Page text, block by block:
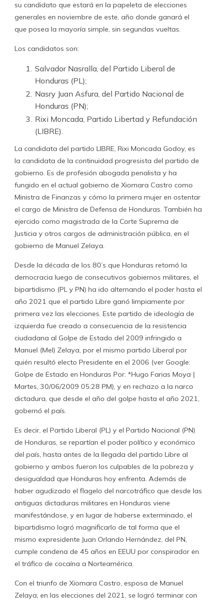
su candidato que estará en la papeleta de elecciones
generales en noviembre de este, año donde ganará el
que posea la mayoría simple, sin segundas vueltas.
Los candidatos son:
Salvador Nasralla, del Partido Liberal de
Honduras (PL);
Nasry Juan Asfura, del Partido Nacional de
Honduras (PN);
Rixi Moncada, Partido Libertad y Refundación
(LIBRE).
La candidata del partido LIBRE, Rixi Moncada Godoy, es
la candidata de la continuidad progresista del partido de
gobierno. Es de profesión abogada penalista y ha
fungido en el actual gobierno de Xiomara Castro como
Ministra de Finanzas y cómo la primera mujer en ostentar
el cargo de Ministra de Defensa de Honduras. También ha
ejercido como magistrada de la Corte Suprema de
Justicia y otros cargos de administración pública, en el
gobierno de Manuel Zelaya.
Desde la década de los 80’s que Honduras retomó la
democracia luego de consecutivos gobiernos militares, el
bipartidismo (PL y PN) ha ido alternando el poder hasta el
año 2021 que el partido Libre ganó limpiamente por
primera vez las elecciones. Este partido de ideología de
izquierda fue creado a consecuencia de la resistencia
ciudadana al Golpe de Estado del 2009 infringido a
Manuel (Mel) Zelaya, por el mismo partido Liberal por
quién resultó electo Presidente en el 2006 (ver Google:
Golpe de Estado en Honduras Por: *Hugo Farias Moya |
Martes, 30/06/2009 05:28 PM), y en rechazo a la narco
dictadura, que desde el año del golpe hasta el año 2021,
gobernó el país.
Es decir, el Partido Liberal (PL) y el Partido Nacional (PN)
de Honduras, se repartían el poder político y económico
del país, hasta antes de la llegada del partido Libre al
gobierno y ambos fueron los culpables de la pobreza y
desigualdad que Honduras hoy enfrenta. Además de
haber agudizado el flagelo del narcotráfico que desde las
antiguas dictaduras militares en Honduras viene
manifestándose, y en lugar de haberse exterminado, el
bipartidismo logró magnificarlo de tal forma que el
mismo expresidente Juan Orlando Hernández, del PN,
cumple condena de 45 años en EEUU por conspirador en
el tráfico de cocaína a Norteamérica.
Con el triunfo de Xiomara Castro, esposa de Manuel
Zelaya, en las elecciones del 2021, se logró terminar con